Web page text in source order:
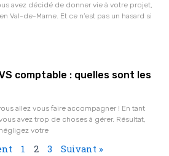
avez décidé de donner vie à votre projet,
Val-de-Marne. Et ce n’est pas un hasard si
comptable : quelles sont les
allez vous faire accompagner ! En tant
avez trop de choses à gérer. Résultat,
votre
1 2 3 Suivant »